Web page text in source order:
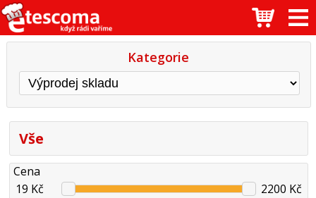
Kategorie
Vše
Cena
19 Kč
2200 Kč